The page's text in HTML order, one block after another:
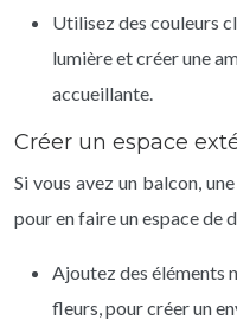
Utilisez des couleurs
lumière et créer une
accueillante.
Créer un espace
Si vous avez un balcon,
pour en faire un espace de
Ajoutez des éléments
fleurs, pour créer un